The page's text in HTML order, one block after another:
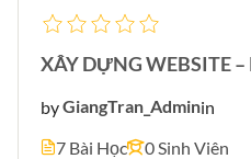
XÂY DỰNG WEBSITE
byGiangTran_Adminin
7 Bài Học
0 Sinh Viên